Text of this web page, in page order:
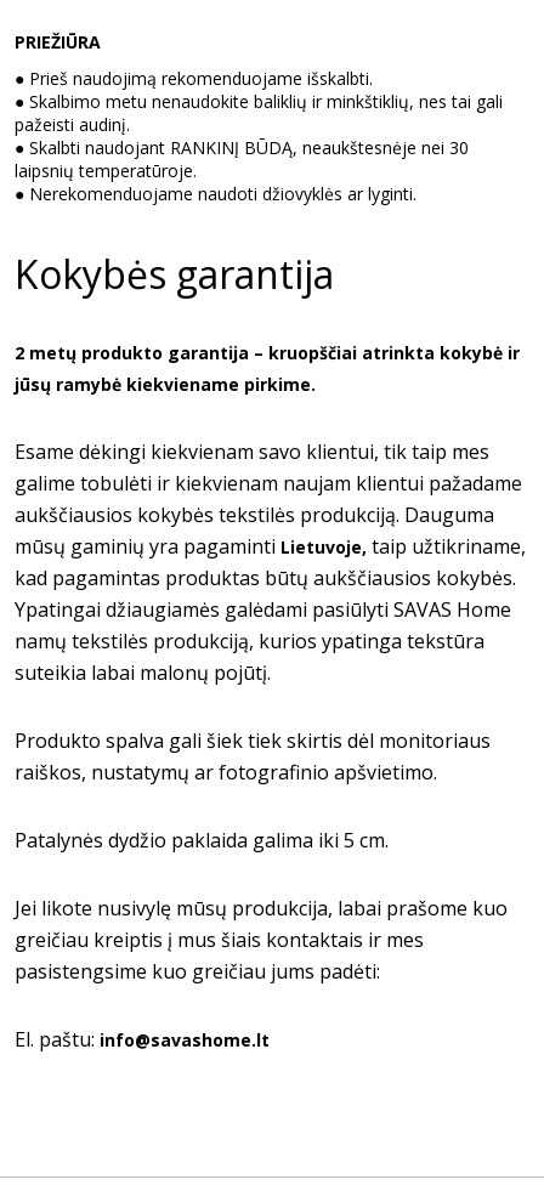
PRIEŽIŪRA
● Prieš naudojimą rekomenduojame išskalbti.
● Skalbimo metu nenaudokite baliklių ir minkštiklių, nes tai gali
pažeisti audinį.
● Skalbti naudojant RANKINĮ BŪDĄ, neaukštesnėje nei 30
laipsnių temperatūroje.
● Nerekomenduojame naudoti džiovyklės ar lyginti.
Kokybės garantija
2 metų produkto garantija – kruopščiai atrinkta kokybė ir
jūsų ramybė kiekviename pirkime.
Esame dėkingi kiekvienam savo klientui, tik taip mes
galime tobulėti ir kiekvienam naujam klientui pažadame
aukščiausios kokybės tekstilės produkciją. Dauguma
mūsų gaminių yra pagaminti Lietuvoje, taip užtikriname,
kad pagamintas produktas būtų aukščiausios kokybės.
Ypatingai džiaugiamės galėdami pasiūlyti SAVAS Home
namų tekstilės produkciją, kurios ypatinga tekstūra
suteikia labai malonų pojūtį.
Produkto spalva gali šiek tiek skirtis dėl monitoriaus
raiškos, nustatymų ar fotografinio apšvietimo.
Patalynės dydžio paklaida galima iki 5 cm.
Jei likote nusivylę mūsų produkcija, labai prašome kuo
greičiau kreiptis į mus šiais kontaktais ir mes
pasistengsime kuo greičiau jums padėti:
El. paštu: info@savashome.lt